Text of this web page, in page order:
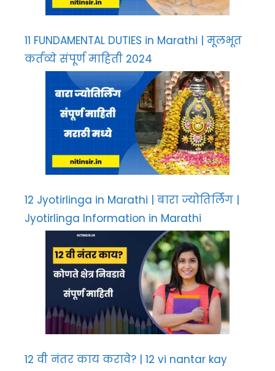
11 FUNDAMENTAL DUTIES in Marathi | मूलभूत
कर्तव्ये संपूर्ण माहिती 2024
12 Jyotirlinga in Marathi | बारा ज्योतिर्लिंग |
Jyotirlinga Information in Marathi
12 वी नंतर काय करावे? | 12 vi nantar kay